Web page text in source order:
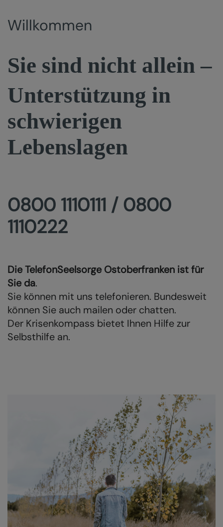
Willkommen
Sie sind nicht allein –
Unterstützung in
schwierigen
Lebenslagen
0800 1110111 / 0800
1110222
Die TelefonSeelsorge Ostoberfranken ist für
Sie da.
Sie können mit uns telefonieren. Bundesweit
können Sie auch mailen oder chatten.
Der Krisenkompass bietet Ihnen Hilfe zur
Selbsthilfe an.